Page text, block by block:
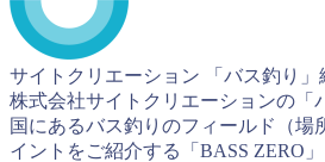
サイトクリエーション 「バス釣り」
株式会社サイトクリエーションの「
国にあるバス釣りのフィールド（場
イントをご紹介する「BASS ZERO